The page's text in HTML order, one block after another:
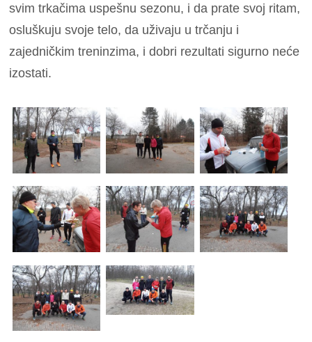
svim trkačima uspešnu sezonu, i da prate svoj ritam,
osluškuju svoje telo, da uživaju u trčanju i
zajedničkim treninzima, i dobri rezultati sigurno neće
izostati.